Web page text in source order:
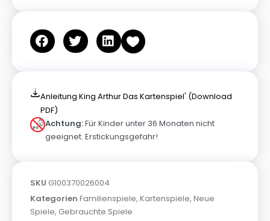
Anleitung King Arthur Das Kartenspiel' (Download
PDF)
Achtung:Für Kinder unter 36 Monaten nicht
geeignet. Erstickungsgefahr!
SKU G100370026004
Kategorien Familienspiele, Kartenspiele, Neue
Spiele, Gebrauchte Spiele